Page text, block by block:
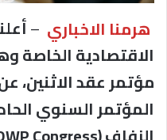
هرمنا الاخباري –
الاقتصادية الخاصة
مؤتمر عقد الاثنين،
المؤتمر السنوي